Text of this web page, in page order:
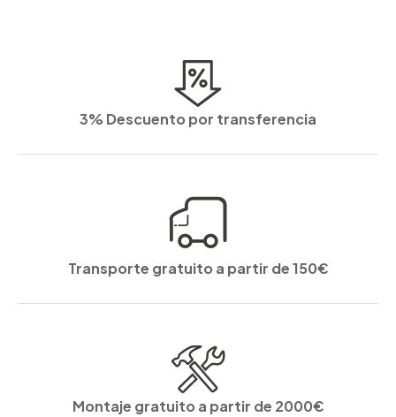
3% Descuento por transferencia
Transporte gratuito a partir de 150€
Montaje gratuito a partir de 2000€